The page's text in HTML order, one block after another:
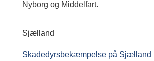
Nyborg og Middelfart.
Sjælland
Skadedyrsbekæmpelse på Sjælland